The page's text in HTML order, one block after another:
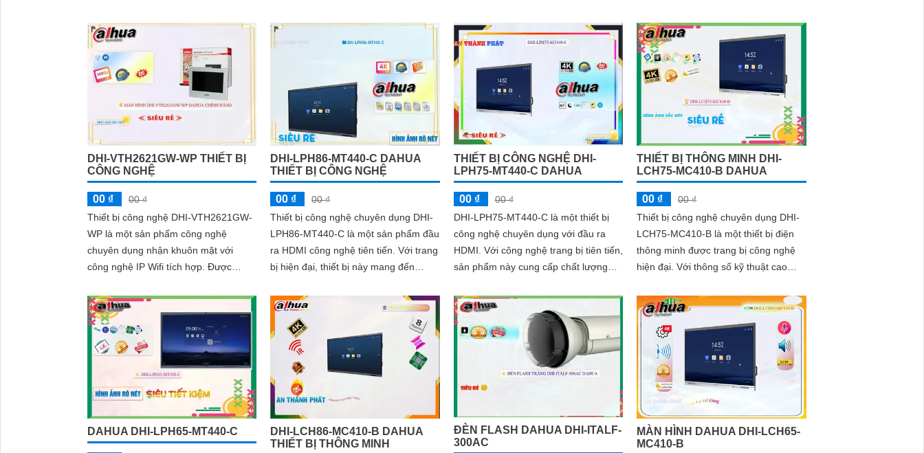
DHI-VTH2621GW-WP THIẾT BỊ
CÔNG NGHỆ
00 ₫
00 ₫
Thiết bị công nghệ DHI-VTH2621GW-
WP là một sản phẩm công nghệ
chuyên dụng nhận khuôn mặt với
công nghệ IP Wifi tích hợp. Được
chuyên nghiệp, thiết bị này đem lại
khả năng xác nhận và nhận dạng
khuôn mặt chính xác
DHI-LPH86-MT440-C DAHUA
THIẾT BỊ CÔNG NGHỆ
00 ₫
00 ₫
Thiết bị công nghệ chuyên dụng DHI-
LPH86-MT440-C là một sản phẩm đầu
ra HDMI công nghệ tiên tiến. Với trang
bị hiện đại, thiết bị này mang đến
ích đáng kinh ngạc
THIẾT BỊ CÔNG NGHỆ DHI-
LPH75-MT440-C DAHUA
00 ₫
00 ₫
DHI-LPH75-MT440-C là một thiết bị
công nghệ chuyên dụng với đầu ra
HDMI. Với công nghệ trang bị tiên tiến,
sản phẩm này cung cấp chất lượng
đến trải nghiệm giải trí tốt nhất cho
người dùng
THIẾT BỊ THÔNG MINH DHI-
LCH75-MC410-B DAHUA
00 ₫
00 ₫
Thiết bị công nghệ chuyên dụng DHI-
LCH75-MC410-B là một thiết bị điện
thông minh được trang bị công nghệ
hiện đại. Với thông số kỹ thuật cao
người dùng trải nghiệm tuyệt vời
DAHUA DHI-LPH65-MT440-C
DHI-LCH86-MC410-B DAHUA
THIẾT BỊ THÔNG MINH
ĐÈN FLASH DAHUA DHI-ITALF-
300AC
MÀN HÌNH DAHUA DHI-LCH65-
MC410-B